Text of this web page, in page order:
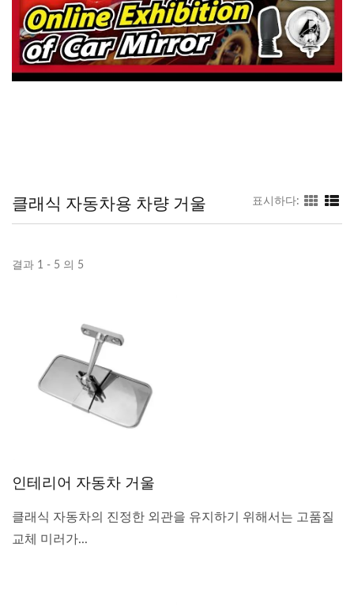
클래식 자동차용 차량 거울 표시하다:
결과 1 - 5 의 5
인테리어 자동차 거울
클래식 자동차의 진정한 외관을 유지하기 위해서는 고품질
교체 미러가...